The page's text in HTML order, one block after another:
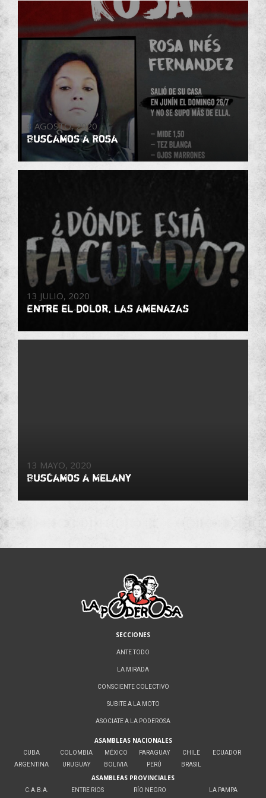
Búsqueda
3 AGOSTO, 2020
Buscamos a Rosa
Buenos Aires
13 JULIO, 2020
Entre el dolor, las amenazas
13 MAYO, 2020
Buscamos a Melany
SECCIONES
ANTE TODO
LA MIRADA
CONSCIENTE COLECTIVO
SUBITE A LA MOTO
ASOCIATE A LA PODEROSA
ASAMBLEAS NACIONALES
CUBA
ARGENTINA
COLOMBIA
URUGUAY
MÉXICO
BOLIVIA
PARAGUAY
PERÚ
CHILE
BRASIL
ECUADOR
ASAMBLEAS PROVINCIALES
C.A.B.A. ENTRE RIOS RÍO NEGRO LA PAMPA